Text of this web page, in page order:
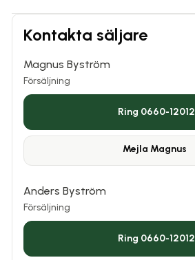
Kontakta säljare
Magnus Byström
Försäljning
Ring 0660-12012
Mejla Magnus
Anders Byström
Försäljning
Ring 0660-12012